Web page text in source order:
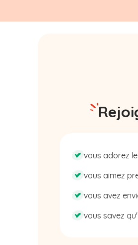
vous adorez
vous aimez
vous avez
vous savez